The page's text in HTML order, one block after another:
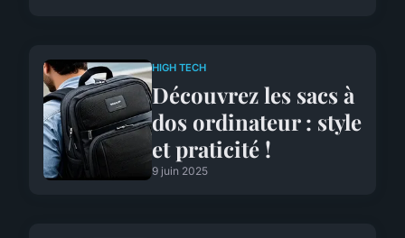
HIGH TECH
Découvrez les sacs à
dos ordinateur : style
et praticité !
9 juin 2025